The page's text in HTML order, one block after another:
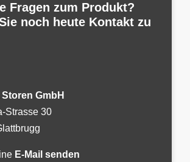
Fragen zum Produkt?
noch heute Kontakt zu
GmbH
Strasse 30
E-Mail senden